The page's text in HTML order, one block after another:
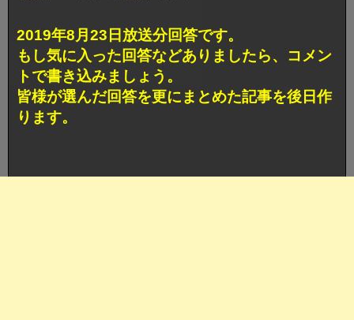
2019年8月23日放送分回答です。
もし気に入った回答などありましたら、コメン
トで書き込みましょう。
皆様が選んだ回答を更にまとめた記事を後日作
ります。